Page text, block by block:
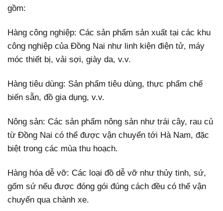
gồm:
Hàng công nghiệp: Các sản phẩm sản xuất tại các khu
công nghiệp của Đồng Nai như linh kiện điện tử, máy
móc thiết bị, vải sợi, giày da, v.v.
Hàng tiêu dùng: Sản phẩm tiêu dùng, thực phẩm chế
biến sẵn, đồ gia dụng, v.v.
Nông sản: Các sản phẩm nông sản như trái cây, rau củ
từ Đồng Nai có thể được vận chuyển tới Hà Nam, đặc
biệt trong các mùa thu hoạch.
Hàng hóa dễ vỡ: Các loại đồ dễ vỡ như thủy tinh, sứ,
gốm sứ nếu được đóng gói đúng cách đều có thể vận
chuyển qua chành xe.